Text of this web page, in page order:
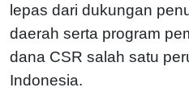
lepas dari dukungan
daerah serta program
dana CSR salah satu
Indonesia.